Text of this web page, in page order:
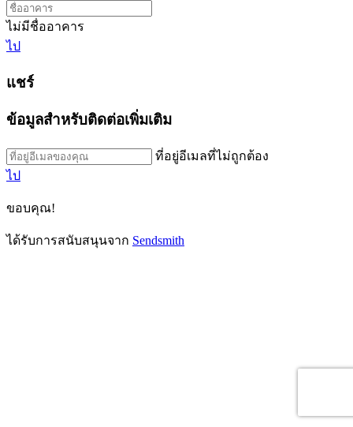
ไม่มีชื่ออาคาร
ไป
แชร์
ข้อมูลสำหรับติดต่อเพิ่มเติม
ที่อยู่อีเมลที่ไม่ถูกต้อง
ไป
ขอบคุณ!
ได้รับการสนับสนุนจาก Sendsmith